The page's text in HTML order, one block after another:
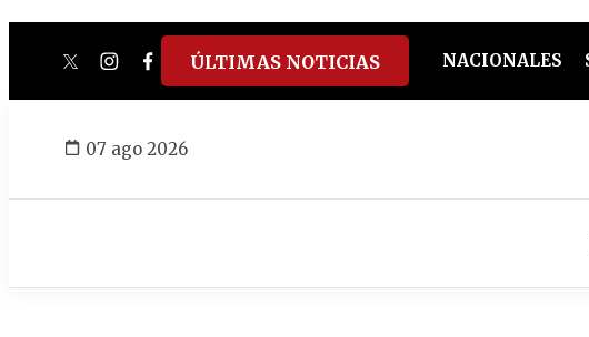
twitterinstagram
facebook
tiktokyoutube
spotify
ÚLTIMAS NOTICIAS NACIONALES
07 ago 2026